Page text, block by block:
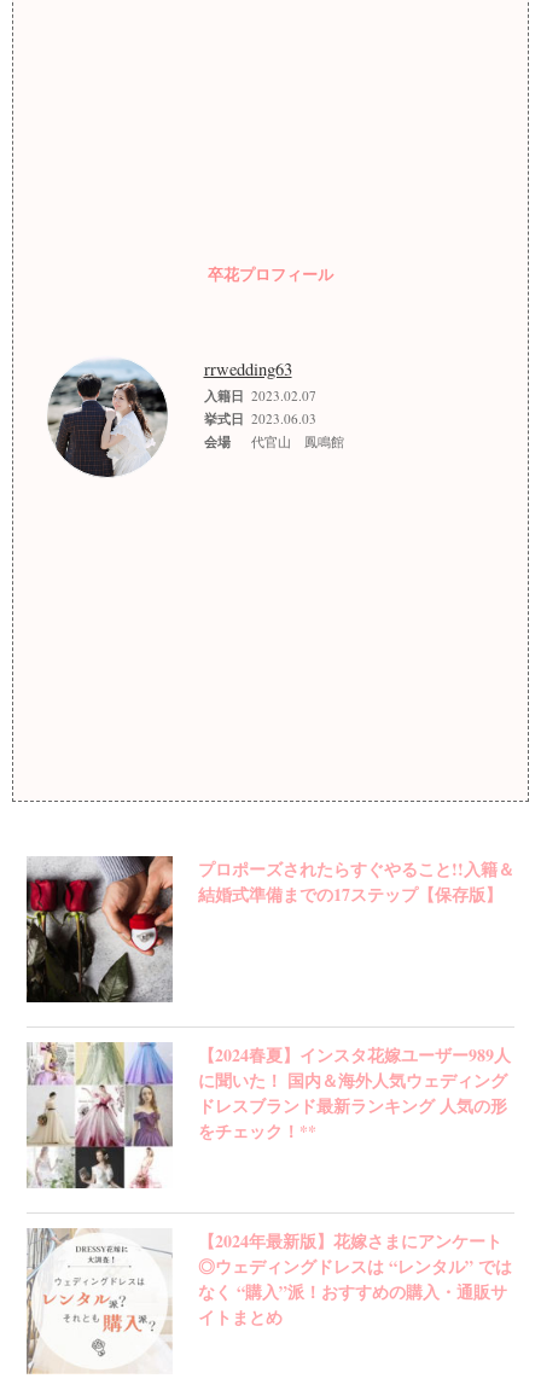
卒花プロフィール
rrwedding63
入籍日 2023.02.07
挙式日 2023.06.03
会場 代官山 鳳鳴館
プロポーズされたらすぐやること!!入籍＆
結婚式準備までの17ステップ【保存版】
【2024春夏】インスタ花嫁ユーザー989人
に聞いた！ 国内＆海外人気ウェディング
ドレスブランド最新ランキング 人気の形
をチェック！**
【2024年最新版】花嫁さまにアンケート
◎ウェディングドレスは “レンタル” では
なく “購入”派！おすすめの購入・通販サ
イトまとめ